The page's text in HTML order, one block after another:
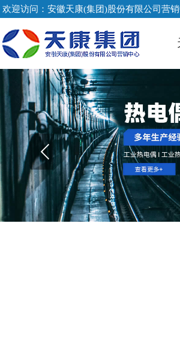
欢迎访问：安徽天康(集团)股份有限公司营